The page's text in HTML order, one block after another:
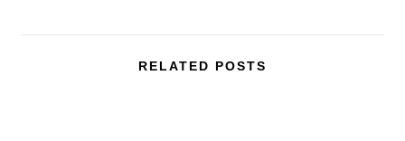
RELATED POSTS